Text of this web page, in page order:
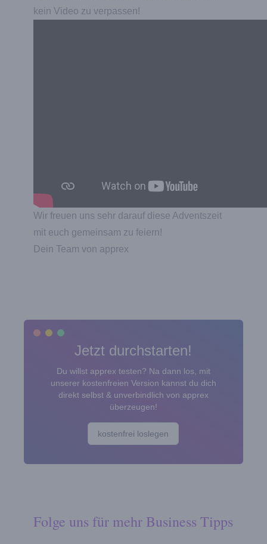
kein Video zu verpassen!
Wir freuen uns sehr darauf diese Adventszeit
mit euch gemeinsam zu feiern!
Dein Team von apprex
Jetzt durchstarten!
Du willst apprex testen? Na dann los, mit
unserer kostenfreien Version kannst du dich
direkt selbst & unverbindlich von apprex
überzeugen!
kostenfrei loslegen
Folge uns für mehr Business Tipps